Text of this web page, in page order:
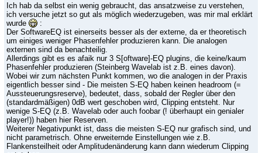
Ich hab da selbst ein wenig gebraucht, das ansatzweise zu verstehen,
ich versuche jetzt so gut als möglich wiederzugeben, was mir mal erklärt
wurde
:
Der SoftwareEQ ist einerseits besser als der externe, da er theoretisch
um einiges weniger Phasenfehler produzieren kann. Die analogen
externen sind da benachteilig.
Allerdings gibt es es afaik nur 3 S[oftware]-EQ plugins, die keine/kaum
Phasenfehler produzieren (Steinberg Wavelab ist z.B. eines davon).
Wobei wir zum nächsten Punkt kommen, wo die analogen in der Praxis
eigentlich besser sind - Die meisten S-EQ haben keinen headroom (=
Aussteuerungsreserve), bedeutet, dass, sobald der Regler über den
(standardmäßigen) 0dB wert geschoben wird, Clipping entsteht. Nur
wenige S-EQ (z.B. Wavelab oder auch foobar (! überhaupt ein genialer
player!)) haben hier Reserven.
Weiterer Negativpunkt ist, dass die meisten S-EQ nur grafisch sind, und
nicht parametrisch. Ohne erweiternde Einstellungen wie z.B.
Flankensteilheit oder Amplitudenänderung kann dann wiederum Clipping